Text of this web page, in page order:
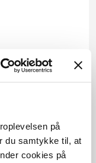
på
du samtykke til, at
cookies på